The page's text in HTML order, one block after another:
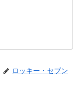
ロッキー・セブン